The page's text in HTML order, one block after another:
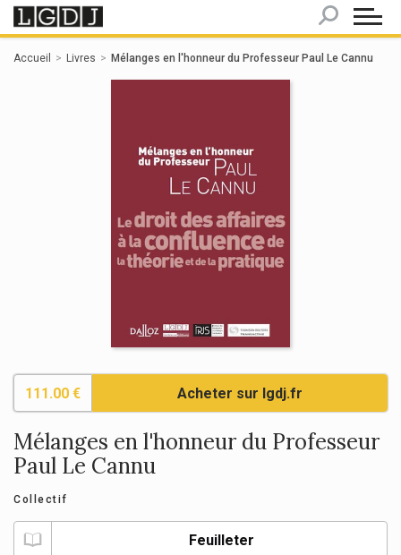
Accueil Livres Mélanges en l'honneur du Professeur Paul Le Cannu
111.00 € Acheter sur lgdj.fr
Mélanges en l'honneur du Professeur
Paul Le Cannu
Collectif
Feuilleter
Panneau de gestion des cookies